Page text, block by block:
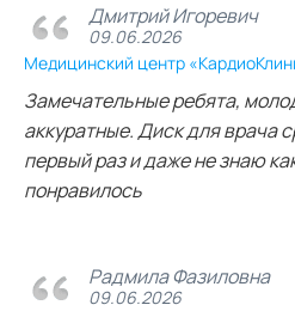
Дмитрий Игоревич
09.06.2026
Медицинский центр
Замечательные ребята,
аккуратные. Диск для врача
первый раз и даже не знаю
понравилось
Радмила Фазиловна
09.06.2026